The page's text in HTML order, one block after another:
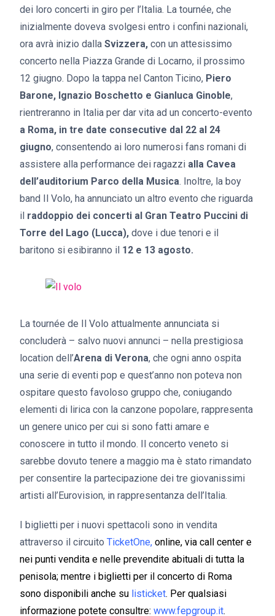
dei loro concerti in giro per l’Italia. La tournée, che
inizialmente doveva svolgesi entro i confini nazionali,
ora avrà inizio dalla Svizzera, con un attesissimo
concerto nella Piazza Grande di Locarno, il prossimo
12 giugno. Dopo la tappa nel Canton Ticino, Piero
Barone, Ignazio Boschetto e Gianluca Ginoble,
rientreranno in Italia per dar vita ad un concerto-evento
a Roma, in tre date consecutive dal 22 al 24
giugno, consentendo ai loro numerosi fans romani di
assistere alla performance dei ragazzi alla Cavea
dell’auditorium Parco della Musica. Inoltre, la boy
band Il Volo, ha annunciato un altro evento che riguarda
il raddoppio dei concerti al Gran Teatro Puccini di
Torre del Lago (Lucca), dove i due tenori e il
baritono si esibiranno il 12 e 13 agosto.
La tournée de Il Volo attualmente annunciata si
concluderà – salvo nuovi annunci – nella prestigiosa
location dell’Arena di Verona, che ogni anno ospita
una serie di eventi pop e quest’anno non poteva non
ospitare questo favoloso gruppo che, coniugando
elementi di lirica con la canzone popolare, rappresenta
un genere unico per cui si sono fatti amare e
conoscere in tutto il mondo. Il concerto veneto si
sarebbe dovuto tenere a maggio ma è stato rimandato
per consentire la partecipazione dei tre giovanissimi
artisti all’Eurovision, in rappresentanza dell’Italia.
I biglietti per i nuovi spettacoli sono in vendita
attraverso il circuito TicketOne, online, via call center e
nei punti vendita e nelle prevendite abituali di tutta la
penisola; mentre i biglietti per il concerto di Roma
sono disponibili anche su listicket. Per qualsiasi
informazione potete consultre: www.fepgroup.it.